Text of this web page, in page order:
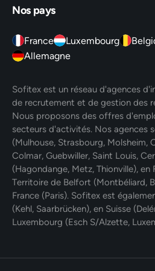
Nos pays
France Luxembourg
Allemagne
Sofitex est un réseau d'agences
de recrutement et de gestion des
Nous proposons des offres
secteurs d'activités. Nos agences
(Mulhouse, Strasbourg, Molsheim,
Colmar, Guebwiller, Saint Louis,
(Hagondange, Metz, Thionville),
Territoire de Belfort (Montbéliard,
France (Paris). Sofitex est
(Kehl, Saarbrücken), en Suisse
Luxembourg (Esch S/Alzette,